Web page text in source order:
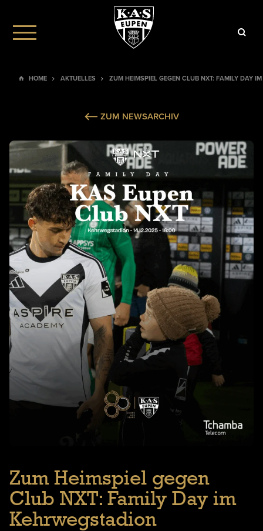
HOME AKTUELLES ZUM HEIMSPIEL GEGEN CLUB NXT: FAMILY DAY
ZUM NEWSARCHIV
Zum Heimspiel gegen
Club NXT: Family Day im
Kehrwegstadion